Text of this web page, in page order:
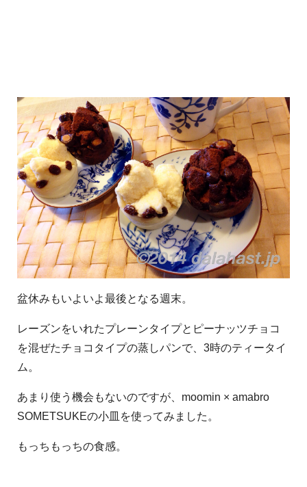
盆休みもいよいよ最後となる週末。
レーズンをいれたプレーンタイプとピーナッツチョコ
を混ぜたチョコタイプの蒸しパンで、3時のティータイ
ム。
あまり使う機会もないのですが、moomin × amabro
SOMETSUKEの小皿を使ってみました。
もっちもっちの食感。